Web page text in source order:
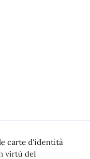
carte d'identità
virtù del